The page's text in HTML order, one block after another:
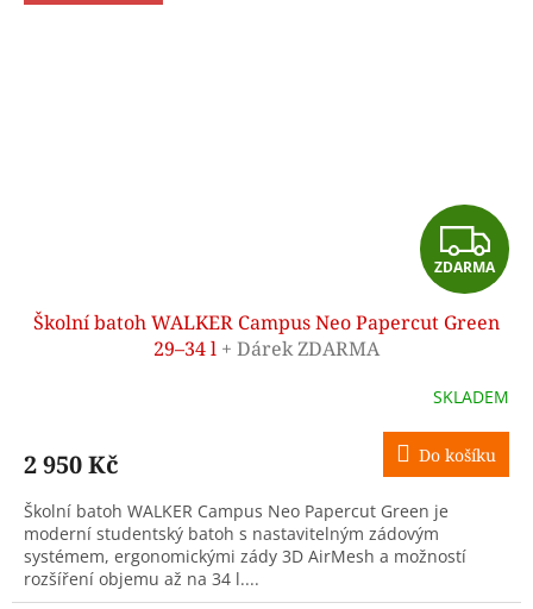
Z
D
A
R
M
A
ZDARMA
Školní batoh WALKER Campus Neo Papercut Green
29–34 l + Dárek ZDARMA
SKLADEM
2 950 Kč Do košíku
Školní batoh WALKER Campus Neo Papercut Green je
moderní studentský batoh s nastavitelným zádovým
systémem, ergonomickými zády 3D AirMesh a možností
rozšíření objemu až na 34 l....